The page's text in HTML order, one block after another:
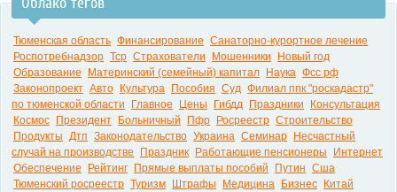
Тюменская область Финансирование Санаторно-курортное лечение
Роспотребнадзор Тср Страхователи Мошенники
Новый год
Образование
Материнский (семейный) капитал Наука Фсс рф
Законопроект Авто Культура Пособия Суд Филиал ппк "роскадастр"
по тюменской области
Главное Цены Гибдд Праздники
Консультация
Космос
Президент Больничный Пфр Росреестр Строительство
Продукты Дтп Законодательство Украина Семинар
Несчастный
случай на производстве
Праздник Работающие пенсионеры
Интернет
Обеспечение
Рейтинг Прямые выплаты пособий Путин Сша
Тюменский росреестр Туризм Штрафы Медицина Бизнес
Китай